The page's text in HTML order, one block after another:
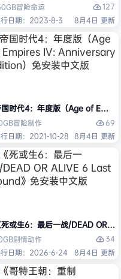
冒险命运
127
日期：2023-8-3
8月4日 更新
Stay Human: Reloaded
时代4：年度版（Age of
冒险制作
69
日期：2021-10-28 8月4日 更新
死或生6：最后一战/DEAD OR
剧情动作
34
行日期：2026-6-24
8月4日 更新